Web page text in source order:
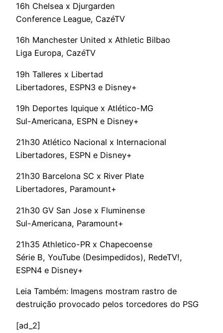
16h Chelsea x Djurgarden
Conference League, CazéTV
16h Manchester United x Athletic Bilbao
Liga Europa, CazéTV
19h Talleres x Libertad
Libertadores, ESPN3 e Disney+
19h Deportes Iquique x Atlético-MG
Sul-Americana, ESPN e Disney+
21h30 Atlético Nacional x Internacional
Libertadores, ESPN e Disney+
21h30 Barcelona SC x River Plate
Libertadores, Paramount+
21h30 GV San Jose x Fluminense
Sul-Americana, Paramount+
21h35 Athletico-PR x Chapecoense
Série B, YouTube (Desimpedidos), RedeTV!,
ESPN4 e Disney+
Leia Também: Imagens mostram rastro de
destruição provocado pelos torcedores do PSG
[ad_2]